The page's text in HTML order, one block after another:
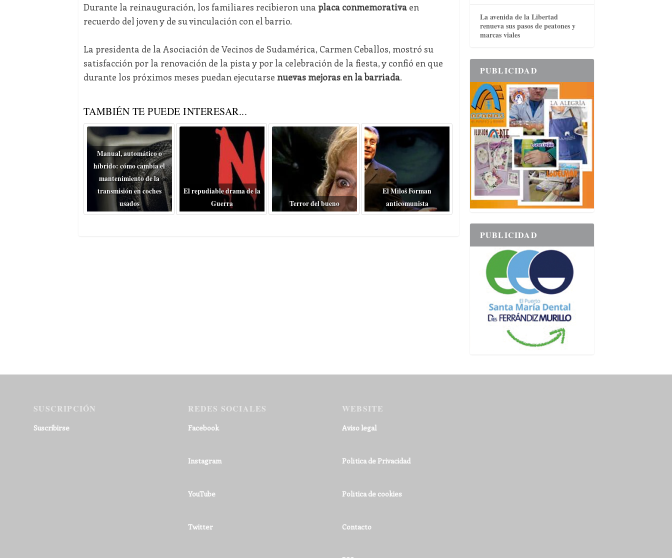
Durante la reinauguración, los familiares recibieron una placa conmemorativaen
recuerdo del joven y de su vinculación con el barrio.
La presidenta de la Asociación de Vecinos de Sudamérica, Carmen Ceballos, mostró su
satisfacción por la renovación de la pista y por la celebración de la fiesta, y confió en que
durante los próximos meses puedan ejecutarse nuevas mejoras en la barriada.
TAMBIÉN TE PUEDE INTERESAR...
Manual, automático o
híbrido: cómo cambia el
mantenimiento de la
transmisión en coches
usados
El repudiable drama de la
Guerra
Terror del bueno
El Miloš Forman
anticomunista
La avenida de la Libertad
renueva sus pasos de peatones y
marcas viales
PUBLICIDAD
PUBLICIDAD
SUSCRIPCIÓN
Suscribirse
REDES SOCIALES
Facebook
Instagram
YouTube
Twitter
WEBSITE
Aviso legal
Política de Privacidad
Política de cookies
Contacto